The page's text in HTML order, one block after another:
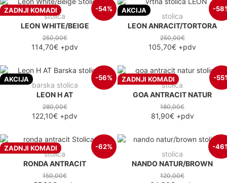
ZADNJI KOMADI -54%
stolica
LEON WHITE/BEIGE
250,00€
114,70€ +pdv
AKCIJA -
stolica
LEON ANRACIT/TORTORA
250,00€
105,70€ +pdv
AKCIJA -56%
barska stolica
LEON H AT
280,00€
122,10€ +pdv
ZADNJI KOMADI -
stolica
GOA ANTRACIT NATUR
180,00€
81,90€+pdv
ZADNJI KOMADI -62%
stolica
RONDA ANTRACIT
150,00€
-
stolica
NANDO NATUR/BROWN
120,00€